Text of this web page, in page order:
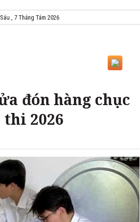
, 7 Tháng Tám 2026
đón hàng chục
2026